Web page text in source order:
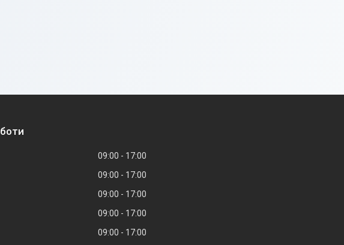
09:00
17:00
09:00
17:00
09:00
17:00
09:00
17:00
09:00 17:00